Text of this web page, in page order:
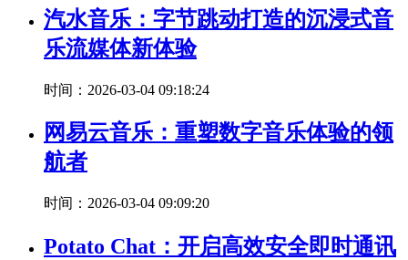
汽水音乐：字节跳动打造的沉浸式音
乐流媒体新体验
时间：2026-03-04 09:18:24
网易云音乐：重塑数字音乐体验的领
航者
时间：2026-03-04 09:09:20
Potato Chat：开启高效安全即时通讯